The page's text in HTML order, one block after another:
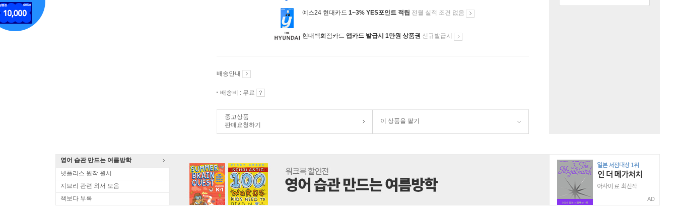
예스24 현대카드 1~3% YES포인트 적립 전월 실적 조건 없음
현대백화점카드 앱카드 발급시 1만원 상품권 신규발급시
배송안내
배송비 : 무료
중고상품
판매요청하기
이 상품을 팔기
영어 습관 만드는 여름방학
넷플리스 원작 원서
지브리 관련 외서 모음
책보다 부록
AD